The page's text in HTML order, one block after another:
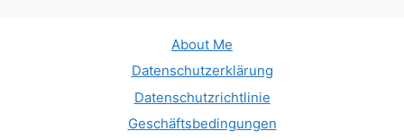
About Me
Datenschutzerklärung
Datenschutzrichtlinie
Geschäftsbedingungen